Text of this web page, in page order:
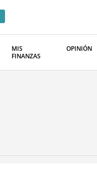
MIS
FINANZAS
OPINIÓN